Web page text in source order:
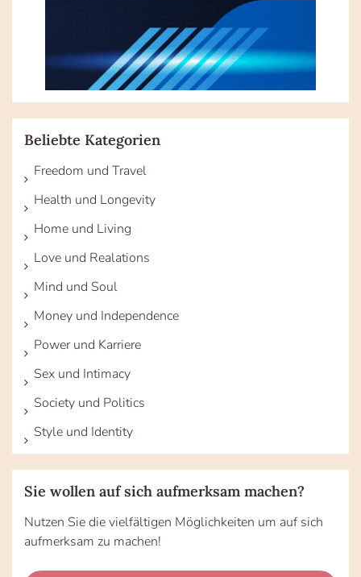
Beliebte Kategorien
Freedom und Travel
Health und Longevity
Home und Living
Love und Realations
Mind und Soul
Money und Independence
Power und Karriere
Sex und Intimacy
Society und Politics
Style und Identity
Sie wollen auf sich aufmerksam machen?
Nutzen Sie die vielfältigen Möglichkeiten um auf sich
aufmerksam zu machen!